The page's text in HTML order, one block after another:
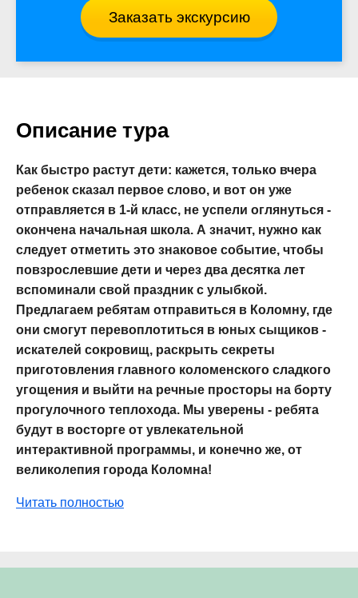
Заказать экскурсию
Описание тура
Как быстро растут дети: кажется, только вчера
ребенок сказал первое слово, и вот он уже
отправляется в 1-й класс, не успели оглянуться -
окончена начальная школа. А значит, нужно как
следует отметить это знаковое событие, чтобы
повзрослевшие дети и через два десятка лет
вспоминали свой праздник с улыбкой.
Предлагаем ребятам отправиться в Коломну, где
они смогут перевоплотиться в юных сыщиков -
искателей сокровищ, раскрыть секреты
приготовления главного коломенского сладкого
угощения и выйти на речные просторы на борту
прогулочного теплохода. Мы уверены - ребята
будут в восторге от увлекательной
интерактивной программы, и конечно же, от
великолепия города Коломна!
Читать полностью